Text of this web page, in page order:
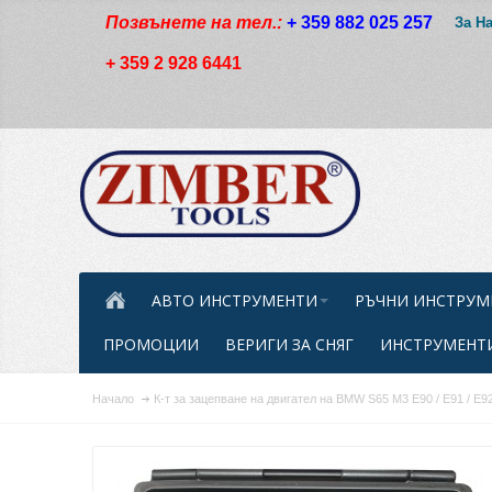
Позвънете на тел.: + 359 882 025 257
+ 359 2 928 6441
За
АВТО ИНСТРУМЕНТИ РЪЧНИ
ПРОМОЦИИ ВЕРИГИ ЗА СНЯГ
Начало К-т за зацепване на двигател на BMW S65 M3 E90 / E91 /